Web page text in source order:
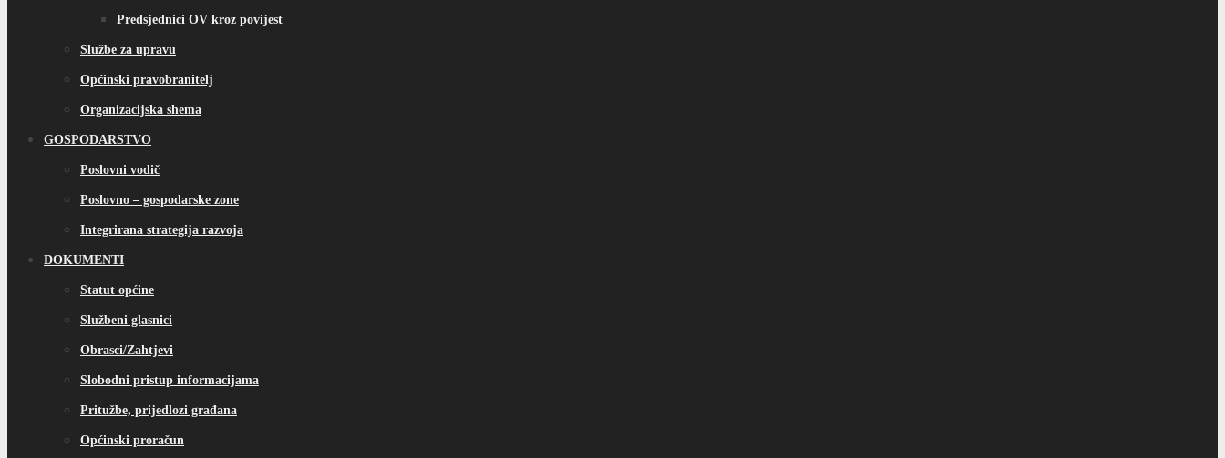
Predsjednici OV kroz povijest
Službe za upravu
Općinski pravobranitelj
Organizacijska shema
GOSPODARSTVO
Poslovni vodič
Poslovno – gospodarske zone
Integrirana strategija razvoja
DOKUMENTI
Statut općine
Službeni glasnici
Obrasci/Zahtjevi
Slobodni pristup informacijama
Pritužbe, prijedlozi građana
Općinski proračun